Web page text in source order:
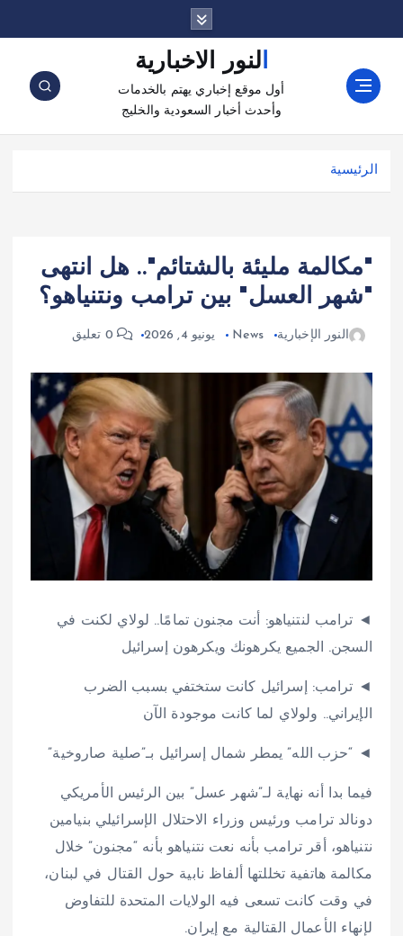
ز
النور الاخبارية
أول موقع إخباري يهتم بالخدمات
وأحدث أخبار السعودية والخليج
الرئيسية
"مكالمة مليئة بالشتائم".. هل انتهى
"شهر العسل" بين ترامب ونتنياهو؟
النور الإخبارية News يونيو 4, 2026 0 تعليق
◄ ترامب لنتنياهو: أنت مجنون تمامًا.. لولاي لكنت في
السجن. الجميع يكرهونك ويكرهون إسرائيل
◄ ترامب: إسرائيل كانت ستختفي بسبب الضرب
الإيراني.. ولولاي لما كانت موجودة الآن
◄ “حزب الله” يمطر شمال إسرائيل بـ”صلية صاروخية”
فيما بدا أنه نهاية لـ”شهر عسل” بين الرئيس الأمريكي
دونالد ترامب ورئيس وزراء الاحتلال الإسرائيلي بنيامين
نتنياهو، أقر ترامب بأنه نعت نتنياهو بأنه “مجنون” خلال
مكالمة هاتفية تخللتها ألفاظ نابية حول القتال في لبنان،
في وقت كانت تسعى فيه الولايات المتحدة للتفاوض
لإنهاء الأعمال القتالية مع إيران.